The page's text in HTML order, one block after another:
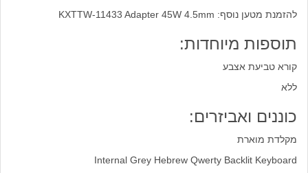
להזמנת מטען נוסף: KXTTW-11433 Adapter 45W 4.5mm
תוספות מיוחדות:
קורא טביעת אצבע
ללא
כוננים ואביזרים:
מקלדת מוארת
Internal Grey Hebrew Qwerty Backlit Keyboard